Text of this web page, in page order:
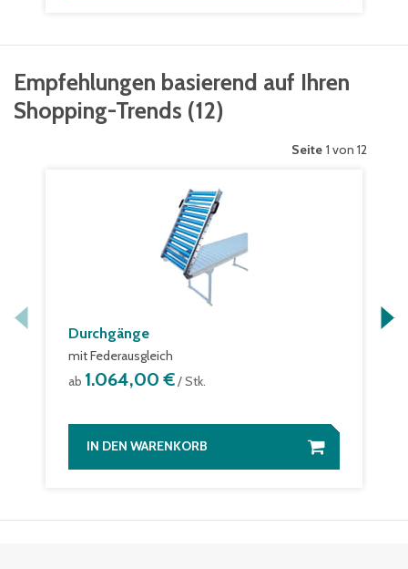
Empfehlungen basierend auf Ihren
Shopping-Trends (12)
Seite 1 von 12
Durchgänge
mit Federausgleich
ab 1.064,00 €/ Stk.
IN DEN WARENKORB